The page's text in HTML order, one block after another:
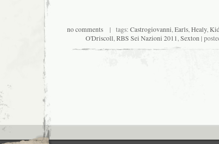
no comments| tags: Castrogiovanni,Earls,Healy,
O'Driscoll,RBS Sei Nazioni 2011,Sexton |